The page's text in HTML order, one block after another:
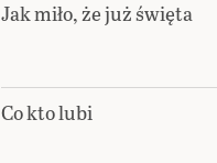
Jak miło, że już święta
Co kto lubi